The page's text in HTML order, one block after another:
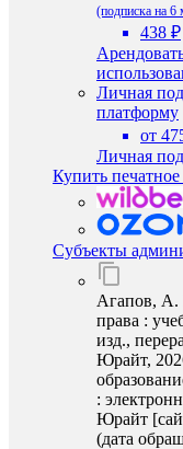
(подписка на 6
438 ₽
Личная
платформу
от
Личная
Купить
Субъекты
Агапов, А.
права :
изд.,
Юрайт,
:
Юрайт
(дата